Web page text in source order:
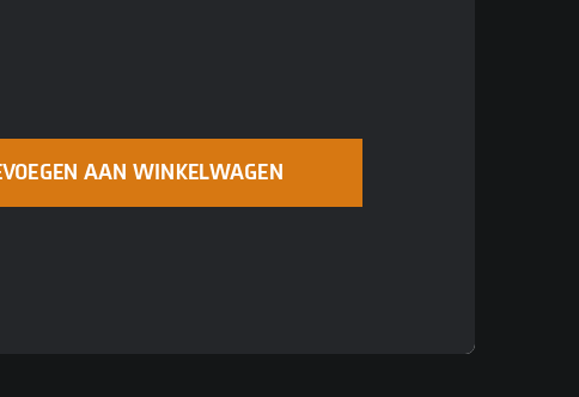
AAN WINKELWAGEN